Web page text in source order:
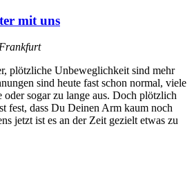
mit uns
plötzliche Unbeweglichkeit sind mehr
sind heute fast schon normal, viele
oder sogar zu lange aus. Doch plötzlich
fest, dass Du Deinen Arm kaum noch
jetzt ist es an der Zeit gezielt etwas zu